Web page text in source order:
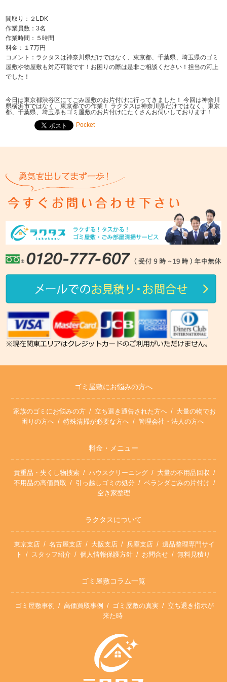
間取り：２LDK
作業員数：3名
作業時間：５時間
料金：１7万円
コメント：ラクタスは神奈川県だけではなく、東京都、千葉県、埼玉県のゴミ
屋敷や物屋敷も対応可能です！お困りの際は是非ご相談ください！担当の河上
でした！
今日は東京都渋谷区にてごみ屋敷のお片付けに行ってきました！ 今回は神奈川
県横浜市ではなく、東京都での作業！ ラクタスは神奈川県だけではなく、東京
都、千葉県、埼玉県もゴミ屋敷のお片付けにたくさんお伺いしております！
Pocket
ゴミ屋敷にお悩みの方へ
家族のゴミにお悩みの方 立ち退き通告された方へ
大量の物でお
困りの方へ
特殊清掃が必要な方へ 管理会社・法人の方へ
料金・メニュー
貴重品・失くし物捜索 ハウスクリーニング
大量の不用品回収
不用品の高価買取
引っ越しゴミの処分
ベランダごみの片付け
空き家整理
ラクタスについて
東京支店 名古屋支店 大阪支店 兵庫支店
遺品整理専門サイ
ト
スタッフ紹介 個人情報保護方針 お問合せ 無料見積り
ゴミ屋敷コラム一覧
ゴミ屋敷事例 高価買取事例 ゴミ屋敷の真実
立ち退き指示が
来た時